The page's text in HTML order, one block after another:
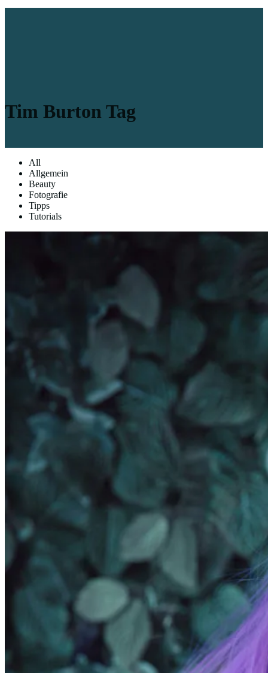
Tim Burton Tag
All
Allgemein
Beauty
Fotografie
Tipps
Tutorials